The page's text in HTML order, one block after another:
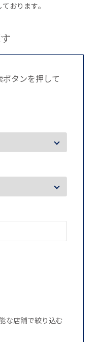
おります。
タンを押して
な店舗で絞り込む